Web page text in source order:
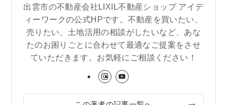
出雲市の不動産会社LIXIL不動産ショップ アイデ
ィーワークの公式HPです。不動産を買いたい、
売りたい、土地活用の相談がしたいなど、あな
たのお困りごとに合わせて最適なご提案をさせ
ていただきます。お気軽にご相談ください！